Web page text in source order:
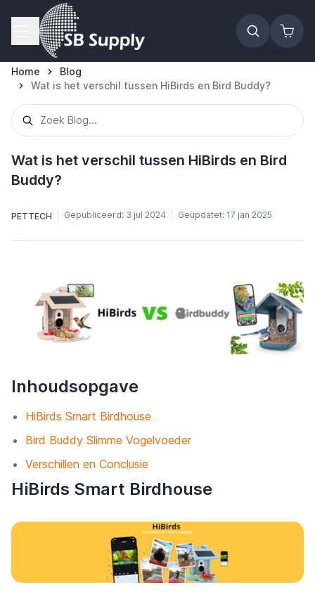
Ga naar de inhoud
Home
Blog
Wat is het verschil tussen HiBirds en Bird Buddy?
Wat is het verschil tussen HiBirds en Bird
Buddy?
PETTECH Gepubliceerd: 3 jul 2024 Geüpdatet: 17 jan 2025
Inhoudsopgave
HiBirds Smart Birdhouse
Bird Buddy Slimme Vogelvoeder
Verschillen en Conclusie
HiBirds Smart Birdhouse